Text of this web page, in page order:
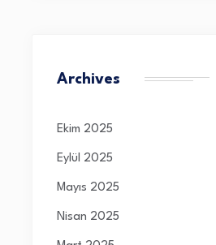
Archives
Ekim 2025
Eylül 2025
Mayıs 2025
Nisan 2025